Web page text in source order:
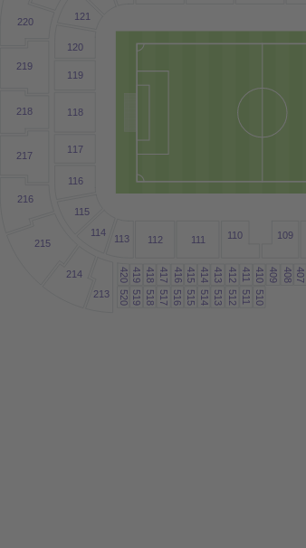
113
114
213
214
215
115
116
1 17
1 18
1 19
120
121
216
217
218
219
220
109
110
111
112
407
408
409
410
4
1
1
412
413
414
415
416
417
418
419
420
510
5
1
1
512
513
514
515
516
517
518
519
520